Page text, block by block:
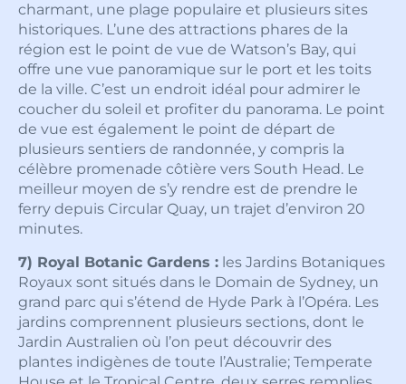
charmant, une plage populaire et plusieurs sites
historiques. L’une des attractions phares de la
région est le point de vue de Watson’s Bay, qui
offre une vue panoramique sur le port et les toits
de la ville. C’est un endroit idéal pour admirer le
coucher du soleil et profiter du panorama. Le point
de vue est également le point de départ de
plusieurs sentiers de randonnée, y compris la
célèbre promenade côtière vers South Head. Le
meilleur moyen de s’y rendre est de prendre le
ferry depuis Circular Quay, un trajet d’environ 20
minutes.
7) Royal Botanic Gardens : les Jardins Botaniques
Royaux sont situés dans le Domain de Sydney, un
grand parc qui s’étend de Hyde Park à l’Opéra. Les
jardins comprennent plusieurs sections, dont le
Jardin Australien où l’on peut découvrir des
plantes indigènes de toute l’Australie; Temperate